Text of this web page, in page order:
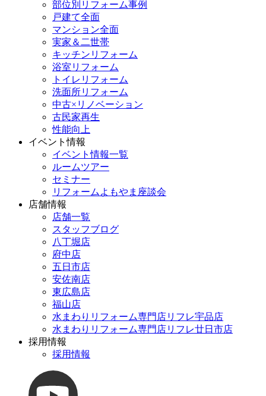
部位別リフォーム事例
戸建て全面
マンション全面
実家＆二世帯
キッチンリフォーム
浴室リフォーム
トイレリフォーム
洗面所リフォーム
中古×リノベーション
古民家再生
性能向上
イベント情報
イベント情報一覧
ルームツアー
セミナー
リフォームよもやま座談会
店舗情報
店舗一覧
スタッフブログ
八丁堀店
府中店
五日市店
安佐南店
東広島店
福山店
水まわりリフォーム専門店リフレ宇品店
水まわりリフォーム専門店リフレ廿日市店
採用情報
採用情報